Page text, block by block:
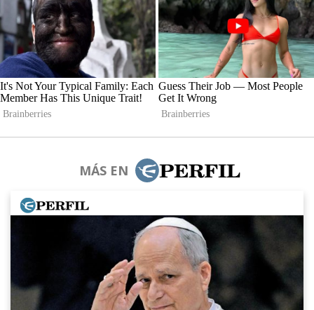
MÁS EN